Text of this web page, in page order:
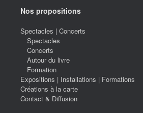
Nos propositions
Spectacles | Concerts
Spectacles
Concerts
Autour du livre
Formation
Expositions | Installations | Formations
Créations à la carte
Contact & Diffusion